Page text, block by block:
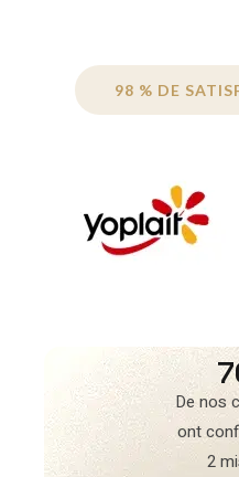
98 % DE
De nos
ont
2